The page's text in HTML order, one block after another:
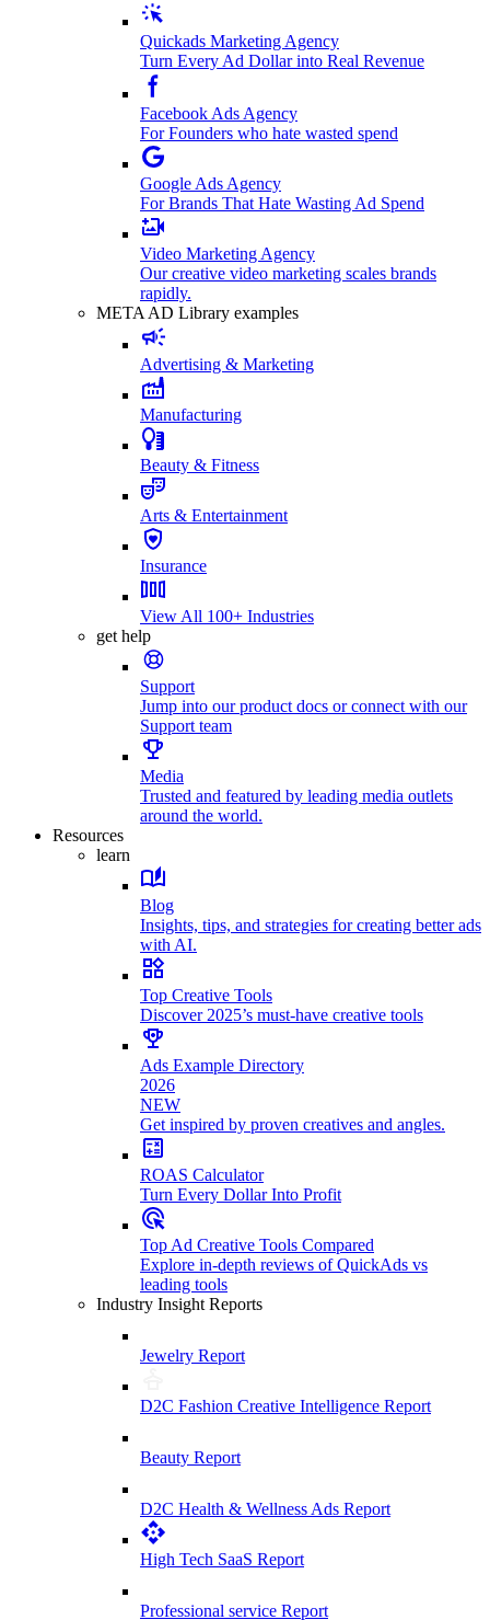
Quickads Marketing Agency
Turn Every Ad Dollar into Real Revenue
Facebook Ads Agency
For Founders who hate wasted spend
Google Ads Agency
For Brands That Hate Wasting Ad Spend
Video Marketing Agency
Our creative video marketing scales brands
rapidly.
META AD Library examples
Advertising & Marketing
Manufacturing
Beauty & Fitness
Arts & Entertainment
Insurance
View All 100+ Industries
get help
Support
Jump into our product docs or connect with our
Support team
Media
Trusted and featured by leading media outlets
around the world.
Resources
learn
Blog
Insights, tips, and strategies for creating better ads
with AI.
Top Creative Tools
Discover 2025’s must-have creative tools
Ads Example Directory
2026
NEW
Get inspired by proven creatives and angles.
ROAS Calculator
Turn Every Dollar Into Profit
Top Ad Creative Tools Compared
Explore in-depth reviews of QuickAds vs
leading tools
Industry Insight Reports
Jewelry Report
D2C Fashion Creative Intelligence Report
Beauty Report
D2C Health & Wellness Ads Report
High Tech SaaS Report
Professional service Report